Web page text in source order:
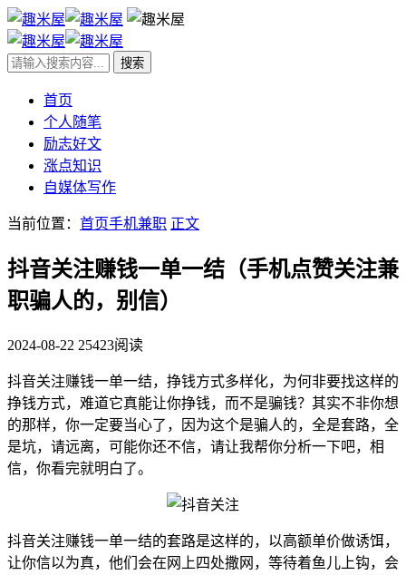
首页
个人随笔
励志好文
涨点知识
自媒体写作
当前位置： 首页手机兼职 正文
抖音关注赚钱一单一结（手机点赞关注兼
职骗人的，别信）
2024-08-22 25423阅读
抖音关注赚钱一单一结，挣钱方式多样化，为何非要找这样的
挣钱方式，难道它真能让你挣钱，而不是骗钱？其实不非你想
的那样，你一定要当心了，因为这个是骗人的，全是套路，全
是坑，请远离，可能你还不信，请让我帮你分析一下吧，相
信，你看完就明白了。
抖音关注赚钱一单一结的套路是这样的，以高额单价做诱饵，
让你信以为真，他们会在网上四处撒网，等待着鱼儿上钩，会